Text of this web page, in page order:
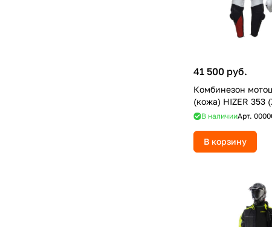
41 500 руб.
Комбинезон
(кожа) HIZER 353
В наличииАрт.
В корзину